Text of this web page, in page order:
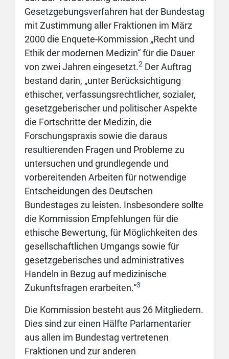
Gesetzgebungsverfahren hat der Bundestag
mit Zustimmung aller Fraktionen im März
2000 die Enquete-Kommission „Recht und
Ethik der modernen Medizin“ für die Dauer
von zwei Jahren eingesetzt.2 Der Auftrag
bestand darin, „unter Berücksichtigung
ethischer, verfassungsrechtlicher, sozialer,
gesetzgeberischer und politischer Aspekte
die Fortschritte der Medizin, die
Forschungspraxis sowie die daraus
resultierenden Fragen und Probleme zu
untersuchen und grundlegende und
vorbereitenden Arbeiten für notwendige
Entscheidungen des Deutschen
Bundestages zu leisten. Insbesondere sollte
die Kommission Empfehlungen für die
ethische Bewertung, für Möglichkeiten des
gesellschaftlichen Umgangs sowie für
gesetzgeberisches und administratives
Handeln in Bezug auf medizinische
Zukunftsfragen erarbeiten.“3
Die Kommission besteht aus 26 Mitgliedern.
Dies sind zur einen Hälfte Parlamentarier
aus allen im Bundestag vertretenen
Fraktionen und zur anderen